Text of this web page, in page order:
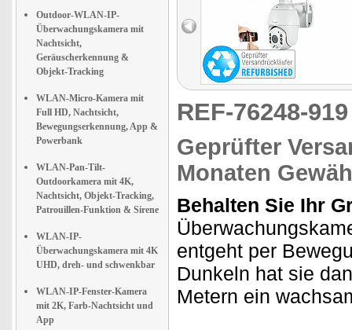
Outdoor-WLAN-IP-
Überwachungskamera mit
Nachtsicht,
Geräuscherkennung &
Objekt-Tracking
WLAN-Micro-Kamera mit
Full HD, Nachtsicht,
Bewegungserkennung, App &
Powerbank
WLAN-Pan-Tilt-
Outdoorkamera mit 4K,
Nachtsicht, Objekt-Tracking,
Patrouillen-Funktion & Sirene
WLAN-IP-
Überwachungskamera mit 4K
UHD, dreh- und schwenkbar
WLAN-IP-Fenster-Kamera
mit 2K, Farb-Nachtsicht und
App
REF-76248-
Geprüfter
Monaten
Behalten Sie Ihr
entgeht per
Dunkeln hat sie
Metern ein